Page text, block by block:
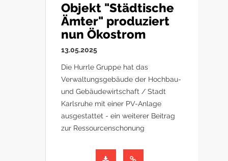
Objekt "Städtische
Ämter" produziert
nun Ökostrom
13.05.2025
Die Hurrle Gruppe hat das
Verwaltungsgebäude der Hochbau-
und Gebäudewirtschaft / Stadt
Karlsruhe mit einer PV-Anlage
ausgestattet - ein weiterer Beitrag
zur Ressourcenschonung